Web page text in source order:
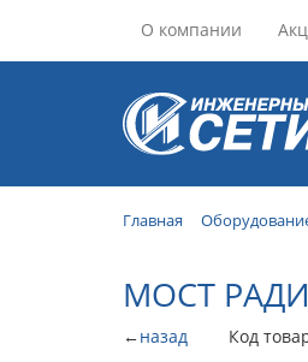
О компании
Главная
МОСТ
←назад Код